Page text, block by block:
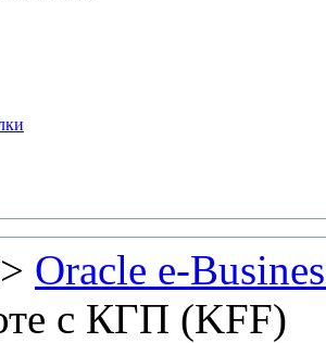
> Oracle e-
с КГП (KFF)